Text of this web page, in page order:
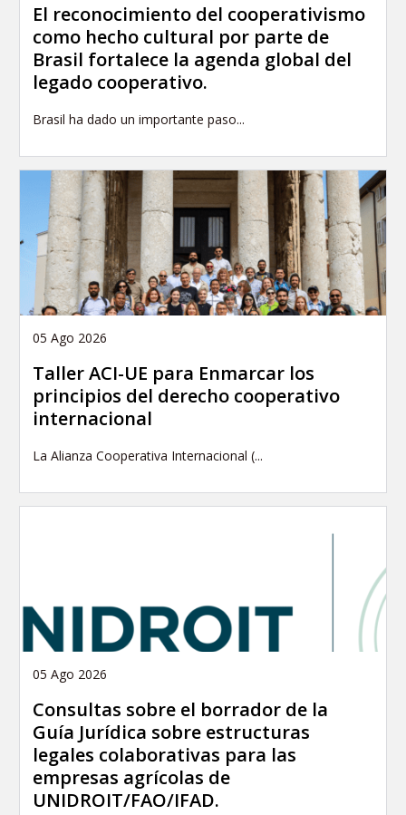
El reconocimiento del cooperativismo
como hecho cultural por parte de
Brasil fortalece la agenda global del
legado cooperativo.
Brasil ha dado un importante paso...
05 Ago 2026
Taller ACI-UE para Enmarcar los
principios del derecho cooperativo
internacional
La Alianza Cooperativa Internacional (...
05 Ago 2026
Consultas sobre el borrador de la
Guía Jurídica sobre estructuras
legales colaborativas para las
empresas agrícolas de
UNIDROIT/FAO/IFAD.